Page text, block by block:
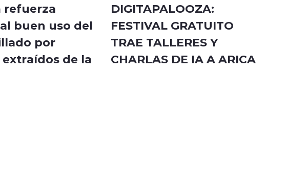
refuerza
buen uso del
por
de la
DIGITAPALOOZA:
FESTIVAL GRATUITO
TRAE TALLERES Y
CHARLAS DE IA A ARICA